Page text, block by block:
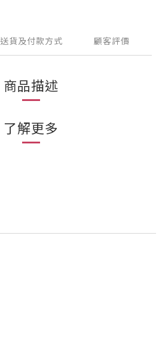
送貨及付款方式 顧客評價
商品描述
了解更多